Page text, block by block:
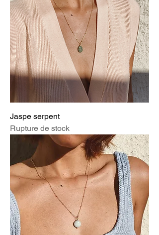
Jaspe serpent
Rupture de stock